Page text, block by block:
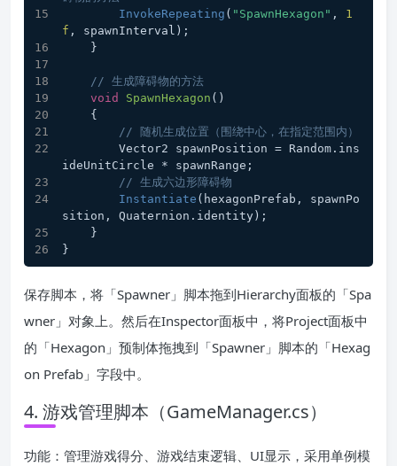
InvokeRepeating ( "SpawnHexagon" , 1
f , spawnInterval);
    }
// 生成障碍物的方法
void
SpawnHexagon ()
    {
// 随机生成位置（围绕中心，在指定范围内）
ideUnitCircle * spawnRange;
// 生成六边形障碍物
Instantiate (hexagonPrefab, spawnPo
sition, Quaternion.identity);
    }
}
保存脚本，将「Spawner」脚本拖到Hierarchy面板的「Spa
wner」对象上。然后在Inspector面板中，将Project面板中
的「Hexagon」预制体拖拽到「Spawner」脚本的「Hexag
on Prefab」字段中。
4. 游戏管理脚本（GameManager.cs）
功能：管理游戏得分、游戏结束逻辑、UI显示，采用单例模